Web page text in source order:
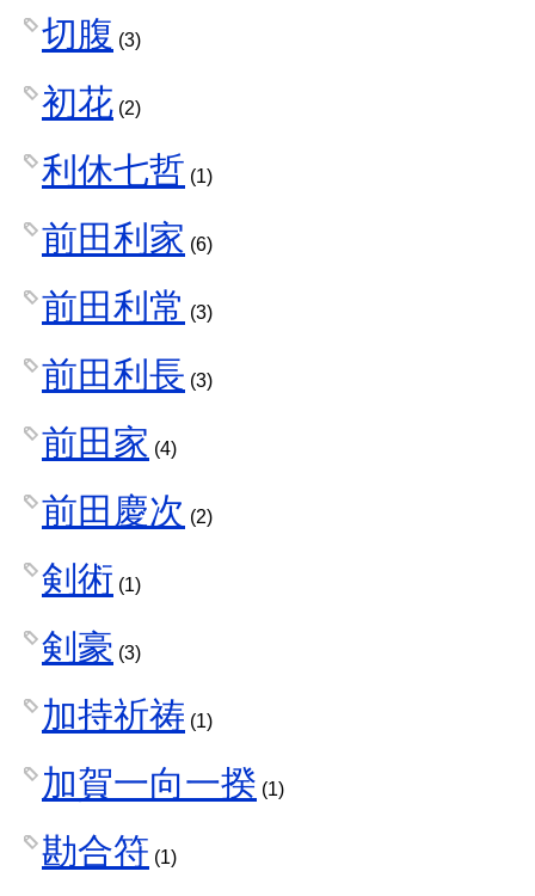
切腹 (3)
初花 (2)
利休七哲 (1)
前田利家 (6)
前田利常 (3)
前田利長 (3)
前田家 (4)
前田慶次 (2)
剣術 (1)
剣豪 (3)
加持祈祷 (1)
加賀一向一揆 (1)
勘合符 (1)